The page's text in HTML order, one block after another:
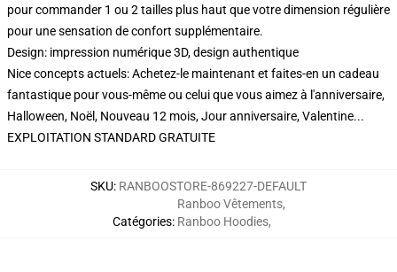
pour commander 1 ou 2 tailles plus haut que votre dimension régulière
pour une sensation de confort supplémentaire.
Design: impression numérique 3D, design authentique
Nice concepts actuels: Achetez-le maintenant et faites-en un cadeau
fantastique pour vous-même ou celui que vous aimez à l'anniversaire,
Halloween, Noël, Nouveau 12 mois, Jour anniversaire, Valentine...
EXPLOITATION STANDARD GRATUITE
SKU: RANBOOSTORE-869227-DEFAULT
Catégories:
Ranboo Vêtements,
Ranboo Hoodies,